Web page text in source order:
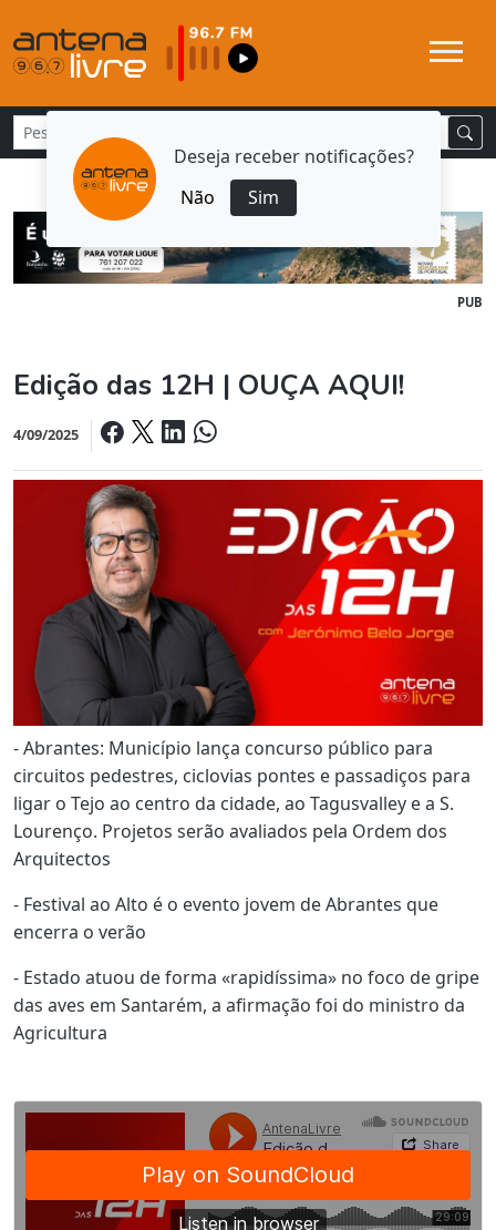
Deseja receber notificações?
Não
Sim
PUB
Edição das 12H | OUÇA AQUI!
4/09/2025
- Abrantes: Município lança concurso público para
circuitos pedestres, ciclovias pontes e passadiços para
ligar o Tejo ao centro da cidade, ao Tagusvalley e a S.
Lourenço. Projetos serão avaliados pela Ordem dos
Arquitectos
- Festival ao Alto é o evento jovem de Abrantes que
encerra o verão
- Estado atuou de forma «rapidíssima» no foco de gripe
das aves em Santarém, a afirmação foi do ministro da
Agricultura